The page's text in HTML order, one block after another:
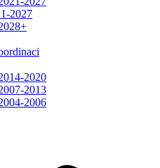
2027
2020
2013
2006